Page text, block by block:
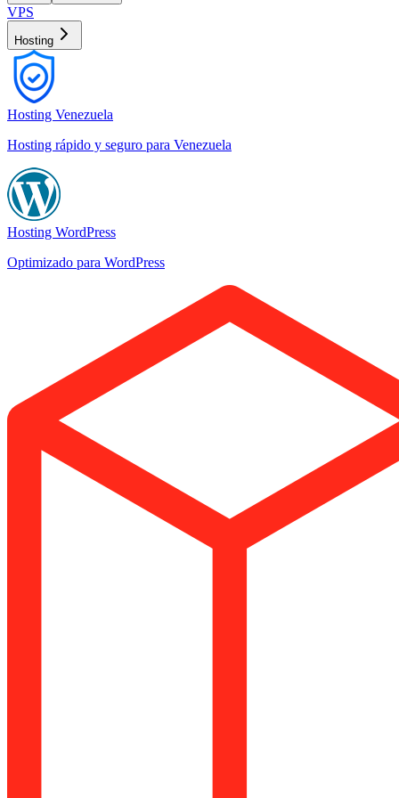
VPS
Hosting
Hosting Venezuela
Hosting rápido y seguro para Venezuela
Hosting WordPress
Optimizado para WordPress